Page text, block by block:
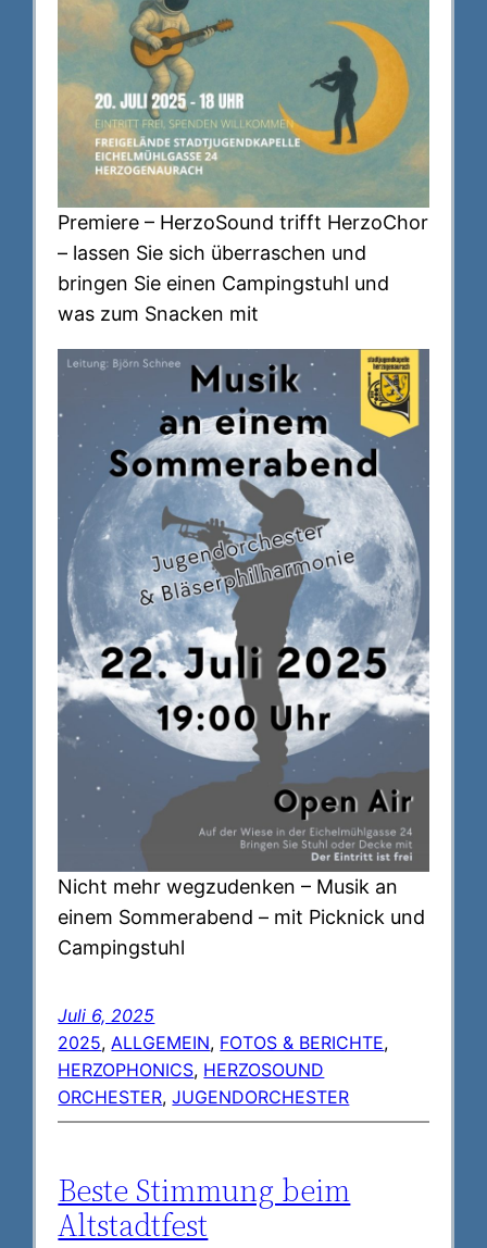
Premiere – HerzoSound trifft HerzoChor
– lassen Sie sich überraschen und
bringen Sie einen Campingstuhl und
was zum Snacken mit
Nicht mehr wegzudenken – Musik an
einem Sommerabend – mit Picknick und
Campingstuhl
Juli 6, 2025
2025, ALLGEMEIN, FOTOS & BERICHTE
HERZOPHONICS, HERZOSOUND
ORCHESTER, JUGENDORCHESTER
Beste Stimmung beim
Altstadtfest